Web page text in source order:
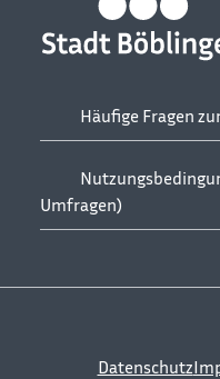
Häufige Fragen
Umfragen)
Datenschutz